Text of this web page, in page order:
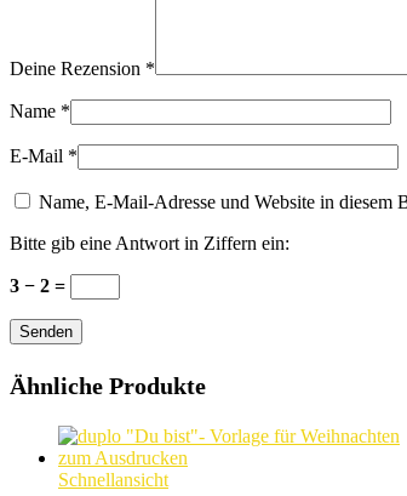
Deine Rezension *
Name *
E-Mail *
Name, E-Mail-Adresse und Website in diesem
Bitte gib eine Antwort in Ziffern ein:
3 − 2 =
Senden
Ähnliche Produkte
Schnellansicht